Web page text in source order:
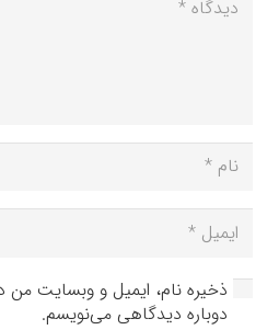
ذخیره نام، ایمیل و وبسایت من
دوباره دیدگاهی می‌نویسم.